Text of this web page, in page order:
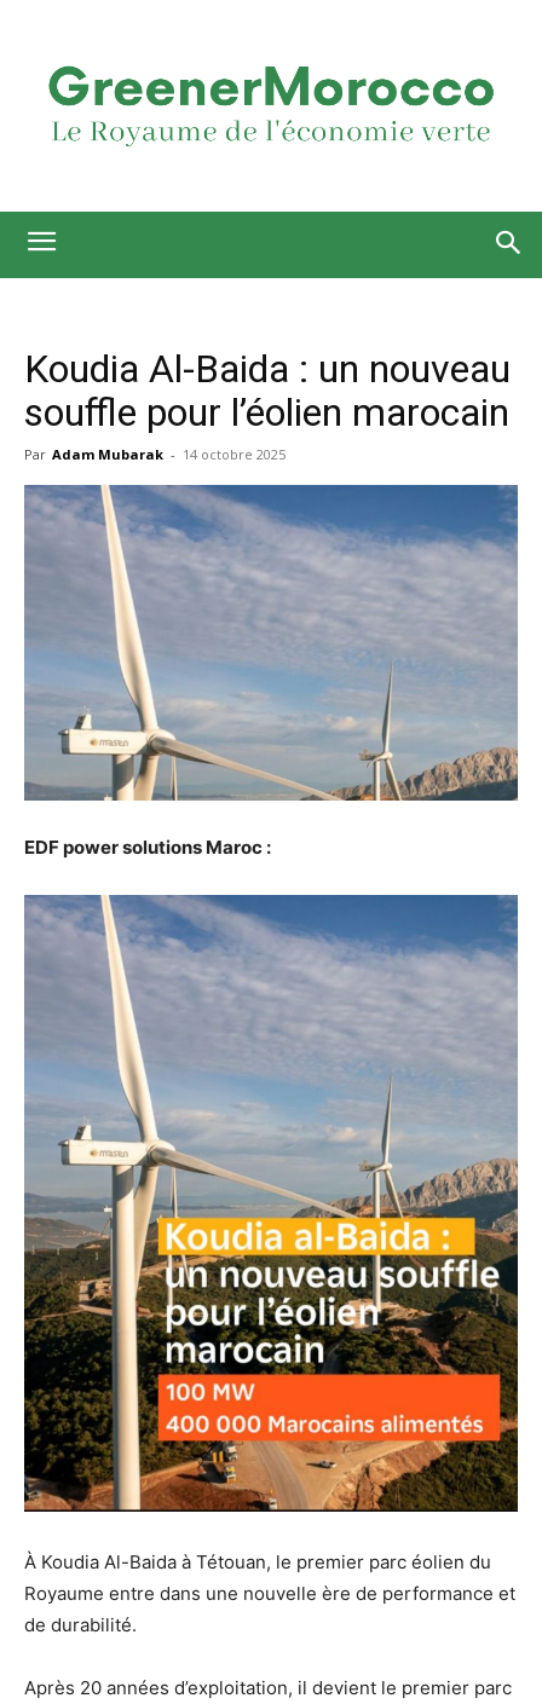
Koudia Al-Baida : un nouveau
souffle pour l’éolien marocain
Par Adam Mubarak - 14 octobre 2025
EDF power solutions Maroc :
À Koudia Al-Baida à Tétouan, le premier parc éolien du
Royaume entre dans une nouvelle ère de performance et
de durabilité.
Après 20 années d’exploitation, il devient le premier parc